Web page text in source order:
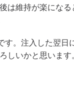
は維持が楽になる
す。注入した翌日
しいかと思います